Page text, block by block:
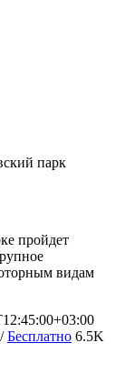
парк
пройдет
видам
Бесплатно 6.5K